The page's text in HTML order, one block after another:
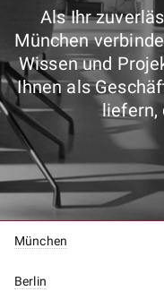
Als Ihr
München
Wissen und
Ihnen als
liefern,
München
Berlin